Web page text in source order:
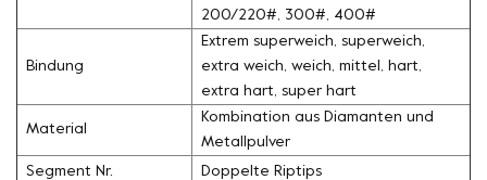
200/220#, 300#, 400#
Bindung
Extrem superweich, superweich,
extra weich, weich, mittel, hart,
extra hart, super hart
Material
Kombination aus Diamanten und
Metallpulver
Segment Nr. Doppelte Riptips